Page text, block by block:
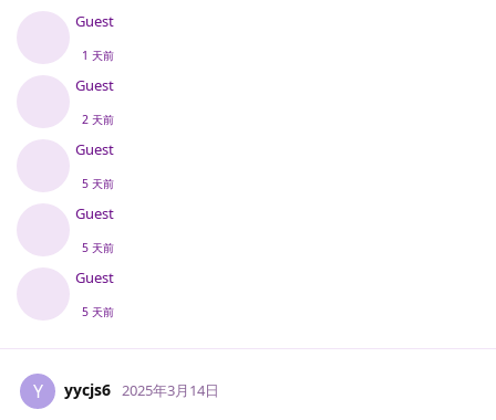
Guest
1 天前
Guest
2 天前
Guest
5 天前
Guest
5 天前
Guest
5 天前
Y yycjs6 2025年3月14日